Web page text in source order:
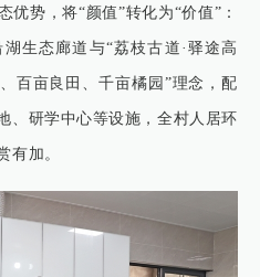
势，将“颜值”转化为“价值”：
生态廊道与“荔枝古道·驿途高
百亩良田、千亩橘园”理念，配
、研学中心等设施，全村人居环
有加。